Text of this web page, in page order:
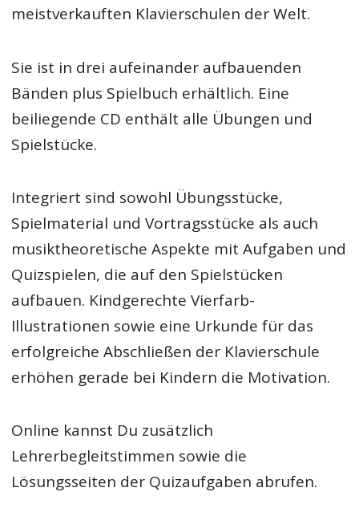
meistverkauften Klavierschulen der Welt.
Sie ist in drei aufeinander aufbauenden
Bänden plus Spielbuch erhältlich. Eine
beiliegende CD enthält alle Übungen und
Spielstücke.
Integriert sind sowohl Übungsstücke,
Spielmaterial und Vortragsstücke als auch
musiktheoretische Aspekte mit Aufgaben und
Quizspielen, die auf den Spielstücken
aufbauen. Kindgerechte Vierfarb-
Illustrationen sowie eine Urkunde für das
erfolgreiche Abschließen der Klavierschule
erhöhen gerade bei Kindern die Motivation.
Online kannst Du zusätzlich
Lehrerbegleitstimmen sowie die
Lösungsseiten der Quizaufgaben abrufen.